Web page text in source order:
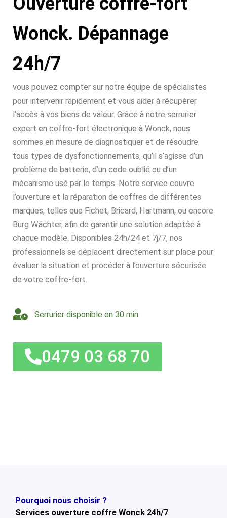
Wonck. Dépannage
24h/7
vous pouvez compter sur notre équipe de spécialistes
pour intervenir rapidement et vous aider à récupérer
l’accès à vos biens de valeur. Grâce à notre serrurier
expert en coffre-fort électronique à Wonck, nous
sommes en mesure de diagnostiquer et de résoudre
tous types de dysfonctionnements, qu’il s’agisse d’un
problème de batterie, d’un code oublié ou d’un
mécanisme usé par le temps. Notre service couvre
l’ouverture et la réparation de coffres de différentes
marques, telles que Fichet, Bricard, Hartmann, ou encore
Burg Wächter, afin de garantir une solution adaptée à
chaque modèle. Disponibles 24h/24 et 7j/7, nos
professionnels se déplacent directement sur place pour
évaluer la situation et procéder à l’ouverture sécurisée
de votre coffre-fort.
Serrurier disponible en 30 min
0479 03 68 70
Pourquoi nous choisir ?
Services ouverture coffre Wonck 24h/7